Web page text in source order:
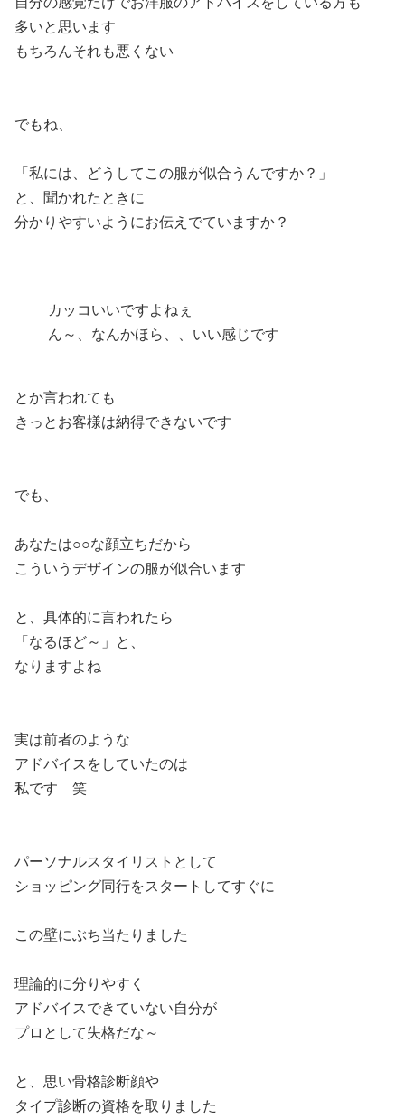
多いと思います
もちろんそれも悪くない
でもね、
「私には、どうしてこの服が似合うんですか？」
と、聞かれたときに
分かりやすいようにお伝えでていますか？
カッコいいですよねぇ
ん～、なんかほら、、いい感じです
とか言われても
きっとお客様は納得できないです
でも、
あなたは○○な顔立ちだから
こういうデザインの服が似合います
と、具体的に言われたら
「なるほど～」と、
なりますよね
実は前者のような
アドバイスをしていたのは
私です 笑
パーソナルスタイリストとして
ショッピング同行をスタートしてすぐに
この壁にぶち当たりました
理論的に分りやすく
アドバイスできていない自分が
プロとして失格だな～
と、思い骨格診断顔や
タイプ診断の資格を取りました